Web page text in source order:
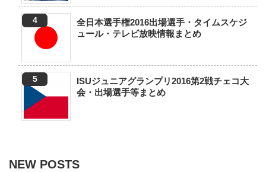
全日本選手権2016出場選手・タイムスケジ
ュール・テレビ放映情報まとめ
ISUジュニアグランプリ2016第2戦チェコ大
会・出場選手等まとめ
NEW POSTS